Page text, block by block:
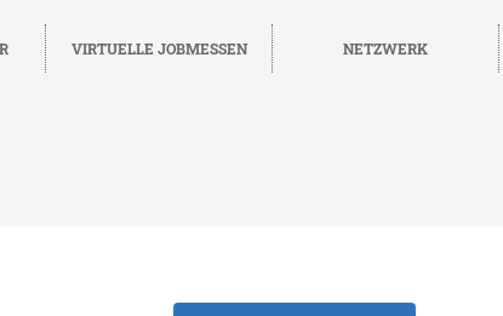
VIRTUELLE JOBMESSEN NETZWERK